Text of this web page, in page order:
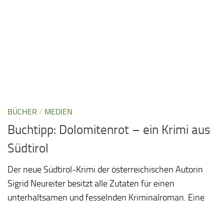
BÜCHER / MEDIEN
Buchtipp: Dolomitenrot – ein Krimi aus
Südtirol
Der neue Südtirol-Krimi der österreichischen Autorin
Sigrid Neureiter besitzt alle Zutaten für einen
unterhaltsamen und fesselnden Kriminalroman. Eine